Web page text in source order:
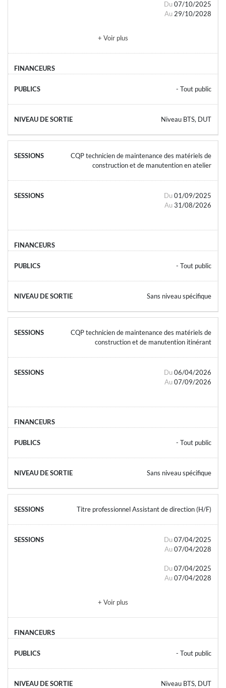
Du 07/10/2025
Au 29/10/2028
+ Voir plus
- Tout public
Niveau BTS, DUT
CQP technicien de maintenance des matériels de
construction et de manutention en atelier
Du 01/09/2025
Au 31/08/2026
- Tout public
Sans niveau spécifique
CQP technicien de maintenance des matériels de
construction et de manutention itinérant
Du 06/04/2026
Au 07/09/2026
- Tout public
Sans niveau spécifique
Titre professionnel Assistant de direction (H/F)
Du 07/04/2025
Au 07/04/2028
Du 07/04/2025
Au 07/04/2028
+ Voir plus
- Tout public
Niveau BTS, DUT